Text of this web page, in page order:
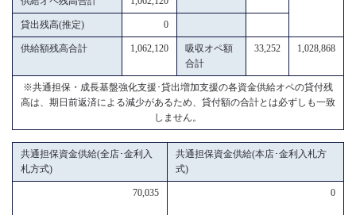
貸出残高(推定) 0
供給額残高合計 1,062,120
吸収オペ額
合計
33,252 1,028,868
※共通担保・成長基盤強化支援･貸出増加支援の各資金供給オペの貸付残
高は、期日前返済による減少があるため、貸付額の合計とは必ずしも一致
しません。
共通担保資金供給(全店･金利入
札方式)
共通担保資金供給(本店･金利入札方
式)
70,035 0